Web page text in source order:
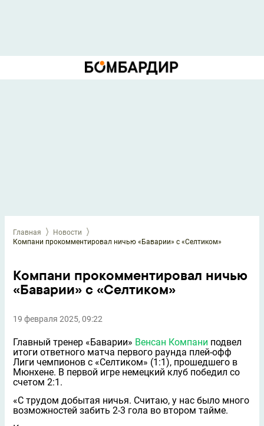
Главная
Новости
Компани прокомментировал ничью «Баварии» с «Селтиком»
Компани прокомментировал ничью
«Баварии» с «Селтиком»
19 февраля 2025, 09:22
Главный тренер «Баварии» Венсан Компани подвел
итоги ответного матча первого раунда плей-офф
Лиги чемпионов с «Селтиком» (1:1), прошедшего в
Мюнхене. В первой игре немецкий клуб победил со
счетом 2:1.
«С трудом добытая ничья. Считаю, у нас было много
возможностей забить 2-3 гола во втором тайме.